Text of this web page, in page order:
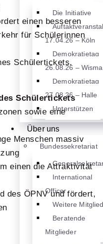
Die Initiative
17.04.26 – Köln
Demokratietag
26.08.26 –
Demokratietag
27.08.26 – Halle
Unterstützen
Über uns
Bundessekretariat
International
Officer
Weitere
Beratende
Mitglieder
einen besseren
für Schülerinnen
Schülertickets.
Schülertickets
sowie eine
Menschen massiv
einen die Attraktivität
des ÖPNV und fördert,